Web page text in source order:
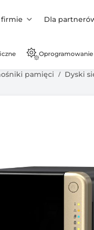
firmie Dla
Oprogramowanie
pamięci Dyski